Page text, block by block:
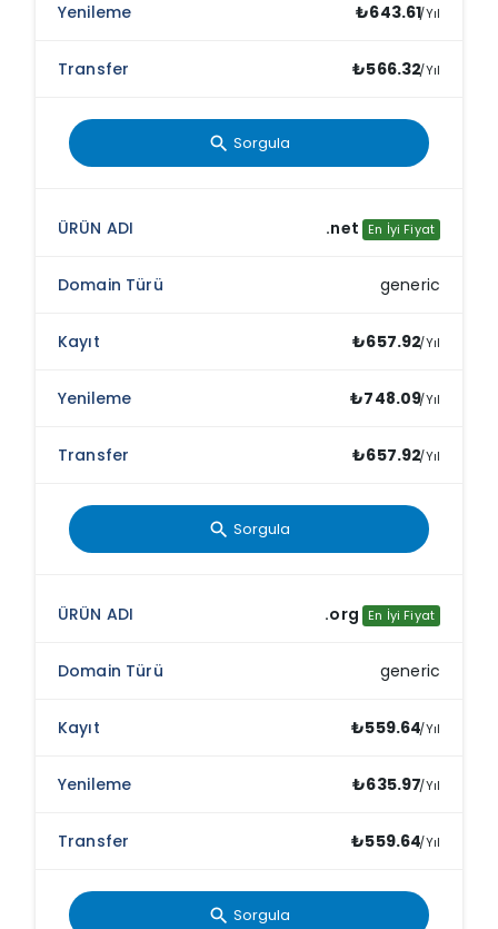
₺643.61/Yıl
₺566.32/Yıl
search Sorgula
.net En İyi Fiyat
generic
₺657.92/Yıl
₺748.09/Yıl
₺657.92/Yıl
search Sorgula
.org En İyi Fiyat
generic
₺559.64/Yıl
₺635.97/Yıl
₺559.64/Yıl
search Sorgula